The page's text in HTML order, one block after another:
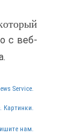
с веб-
Service.
Картинки.
нам.